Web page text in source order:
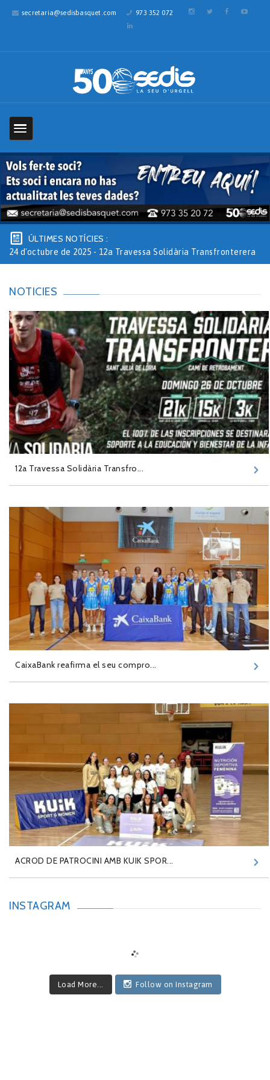
secretaria@sedisbasquet.com 973 352 072
ÚLTIMES NOTÍCIES :
24 d'octubre de 2025 - 12a Travessa Solidària Transfronterera
1km1vida – 26 d’octubre de 20_
NOTICIES
12a Travessa Solidària Transfro...
CaixaBank reafirma el seu compro...
ACROD DE PATROCINI AMB KUIK SPOR...
INSTAGRAM
Load More... Follow on Instagram